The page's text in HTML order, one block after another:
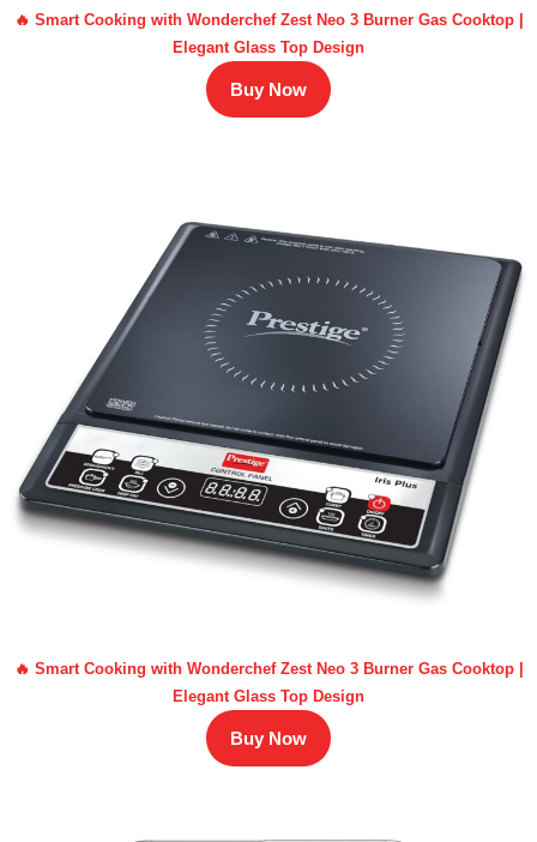
🔥 Smart Cooking with Wonderchef Zest Neo 3 Burner Gas Cooktop |
Elegant Glass Top Design
Buy Now
🔥 Smart Cooking with Wonderchef Zest Neo 3 Burner Gas Cooktop |
Elegant Glass Top Design
Buy Now